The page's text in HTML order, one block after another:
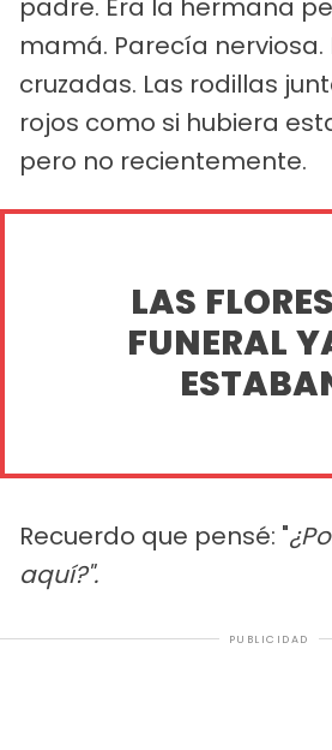
padre. Era la hermana
mamá. Parecía nerviosa.
cruzadas. Las rodillas
rojos como si hubiera
pero no recientemente.
LAS
FUNERAL
Recuerdo que pensé: "
aquí?".
PUBLICIDAD